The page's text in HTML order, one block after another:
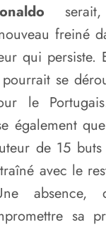
freiné
qui persiste.
se
le
également
de 15
avec le
absence,
sa